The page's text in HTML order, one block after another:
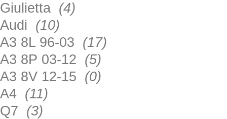
Giulietta (4)
Audi (10)
A3 8L 96-03 (17)
A3 8P 03-12 (5)
A3 8V 12-15 (0)
A4 (11)
Q7 (3)